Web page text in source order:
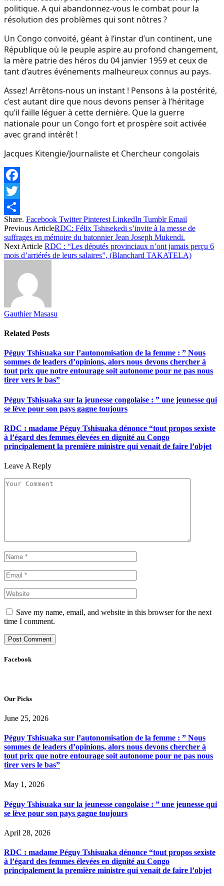
politique. A qui abandonnez-vous le combat pour la
résolution des problèmes qui sont nôtres ?
Un Congo convoité, géant à l’instar d’un continent, une
République où le peuple aspire au profond changement,
la mère patrie des héros du 04 janvier 1959 et ceux de
tant d’autres événements malheureux connus au pays.
Assez! Arrêtons-nous un instant ! Pensons à la postérité,
c’est autant dire que nous devons penser à l’héritage
qu’il faille léguer à cette dernière. Que la guerre
nationale pour un Congo fort et prospère soit activée
avec grand intérêt !
Jacques Kitengie/Journaliste et Chercheur congolais
Facebook
Twitter
Share
Share. Facebook Twitter Pinterest LinkedIn Tumblr Email
Previous ArticleRDC: Félix Tshisekedi s’invite à la messe de
suffrages en mémoire du batonnier Jean Joseph Mukendi.
Next Article RDC : “Les députés provinciaux n’ont jamais perçu 6
mois d’arriérés de leurs salaires”, (Blanchard TAKATELA)
Gauthier Masasu
Related Posts
Péguy Tshisuaka sur l’autonomisation de la femme : ” Nous
sommes de leaders d’opinions, alors nous devons chercher à
tout prix que notre entourage soit autonome pour ne pas nous
tirer vers le bas”
Péguy Tshisuaka sur la jeunesse congolaise : ” une jeunesse qui
se lève pour son pays gagne toujours
RDC : madame Péguy Tshisuaka dénonce “tout propos sexiste
à l’égard des femmes élevées en dignité au Congo
principalement la première ministre qui venait de faire l’objet
Leave A Reply
Save my name, email, and website in this browser for the next
time I comment.
Facebook
Our Picks
June 25, 2026
Péguy Tshisuaka sur l’autonomisation de la femme : ” Nous
sommes de leaders d’opinions, alors nous devons chercher à
tout prix que notre entourage soit autonome pour ne pas nous
tirer vers le bas”
May 1, 2026
Péguy Tshisuaka sur la jeunesse congolaise : ” une jeunesse qui
se lève pour son pays gagne toujours
April 28, 2026
RDC : madame Péguy Tshisuaka dénonce “tout propos sexiste
à l’égard des femmes élevées en dignité au Congo
principalement la première ministre qui venait de faire l’objet